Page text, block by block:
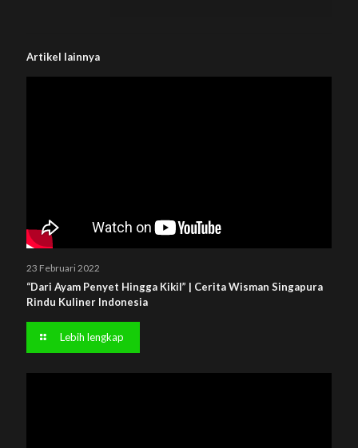
Artikel lainnya
23 Februari 2022
“Dari Ayam Penyet Hingga Kikil” | Cerita Wisman Singapura
Rindu Kuliner Indonesia
Lebih lengkap